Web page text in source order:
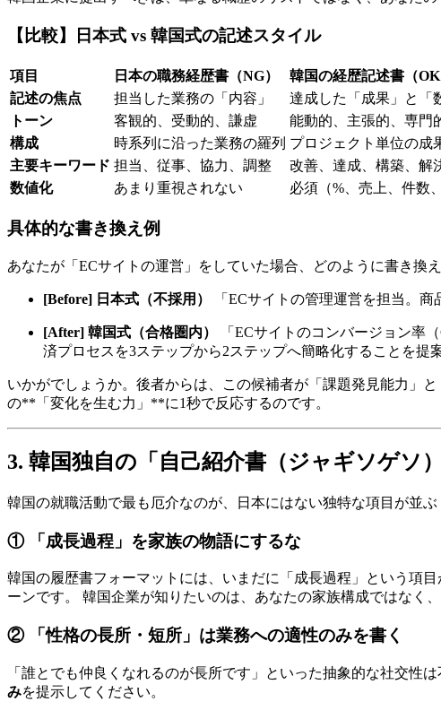
【比較】日本式 vs 韓国式の記述スタイル
項目 日本の職務経歴書（NG）
韓国の経歴記述書（OK
記述の焦点
担当した業務の「内容」
達成した「成果」と「
トーン
客観的、受動的、謙虚
能動的、主張的、専門
構成
時系列に沿った業務の羅列 プロジェクト単位の成
主要キーワード 担当、従事、協力、調整
改善、達成、構築、解
数値化
あまり重視されない 必須（%、売上、件数
具体的な書き換え例
あなたが「ECサイトの運営」をしていた場合、どのように書き換
[Before] 日本式（不採用） 「ECサイトの管理運営を担当。
[After] 韓国式（合格圏内） 「ECサイトのコンバージョン率
済プロセスを3ステップから2ステップへ簡略化することを提
いかがでしょうか。後者からは、この候補者が「課題発見能力」
の**「変化を生む力」**に1秒で反応するのです。
3. 韓国独自の「自己紹介書（ジャギソゲソ
韓国の就職活動で最も厄介なのが、日本にはない独特な項目が並
① 「成長過程」を家族の物語にするな
韓国の履歴書フォーマットには、いまだに「成長過程」という項
ーンです。 韓国企業が知りたいのは、あなたの家族構成ではなく
② 「性格の長所・短所」は業務への適性のみを書く
「誰とでも仲良くなれるのが長所です」といった抽象的な社交性
みを提示してください。